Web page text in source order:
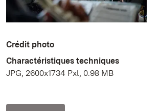
Crédit photo
Charactéristiques techniques
JPG, 2600x1734 Pxl, 0.98 MB